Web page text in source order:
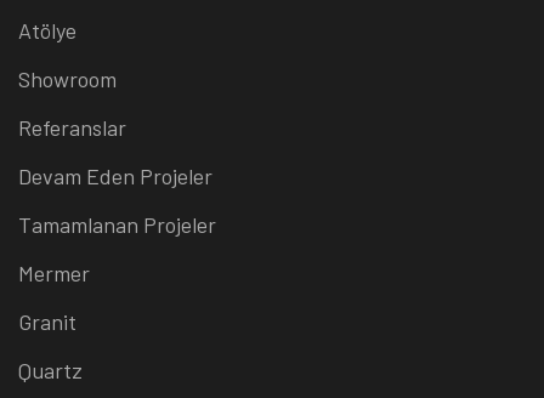
Atölye
Showroom
Referanslar
Devam Eden Projeler
Tamamlanan Projeler
Mermer
Granit
Quartz